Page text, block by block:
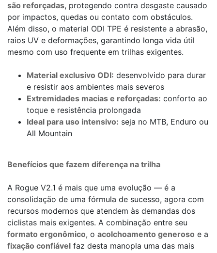
são reforçadas, protegendo contra desgaste causado
por impactos, quedas ou contato com obstáculos.
Além disso, o material ODI TPE é resistente a abrasão,
raios UV e deformações, garantindo longa vida útil
mesmo com uso frequente em trilhas exigentes.
Material exclusivo ODI: desenvolvido para durar
e resistir aos ambientes mais severos
Extremidades macias e reforçadas: conforto ao
toque e resistência prolongada
Ideal para uso intensivo: seja no MTB, Enduro ou
All Mountain
Benefícios que fazem diferença na trilha
A Rogue V2.1 é mais que uma evolução — é a
consolidação de uma fórmula de sucesso, agora com
recursos modernos que atendem às demandas dos
ciclistas mais exigentes. A combinação entre seu
formato ergonômico, o acolchoamento generoso e a
fixação confiável faz desta manopla uma das mais